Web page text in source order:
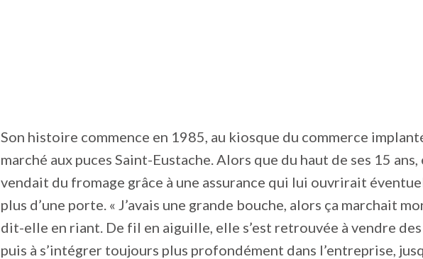
Son histoire commence en 1985, au kiosque du commerce
marché aux puces Saint-Eustache. Alors que du haut de ses 15 ans,
vendait du fromage grâce à une assurance qui lui ouvrirait
plus d’une porte. « J’avais une grande bouche, alors ça marchait
dit-elle en riant. De fil en aiguille, elle s’est retrouvée à vendre des
puis à s’intégrer toujours plus profondément dans l’entreprise,